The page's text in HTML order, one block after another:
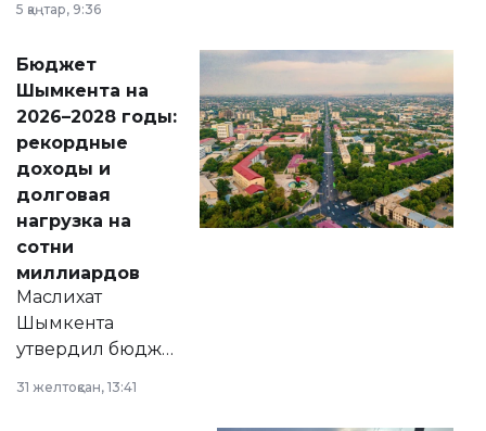
принести
народу
Венесуэлы.
5 қаңтар, 9:36
Бюджет
Шымкента на
2026–2028 годы:
рекордные
доходы и
долговая
нагрузка на
сотни
миллиардов
Маслихат
Шымкента
утвердил бюджет
2028 годы.
31 желтоқсан, 13:41